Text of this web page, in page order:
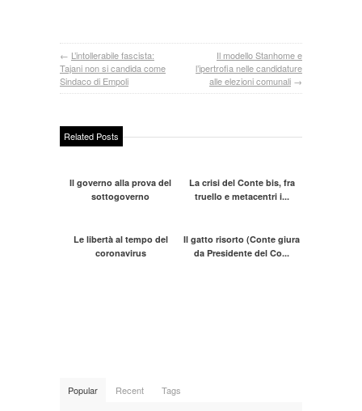
← L’intollerabile fascista:
Tajani non si candida come
Sindaco di Empoli
Il modello Stanhome e
l’ipertrofia nelle candidature
alle elezioni comunali →
Related Posts
Il governo alla prova del
sottogoverno
La crisi del Conte bis, fra
truello e metacentri i...
Le libertà al tempo del
coronavirus
Il gatto risorto (Conte giura
da Presidente del Co...
Popular Recent Tags